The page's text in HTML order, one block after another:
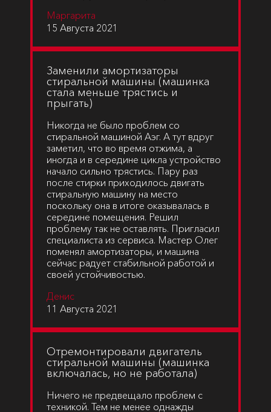
Маргарита
15 Августа 2021
Заменили амортизаторы
стиральной машины (машинка
стала меньше трястись и
прыгать)
Никогда не было проблем со
стиральной машиной Аэг. А тут вдруг
заметил, что во время отжима, а
иногда и в середине цикла устройство
начало сильно трястись. Пару раз
после стирки приходилось двигать
стиральную машину на место
поскольку она в итоге оказывалась в
середине помещения. Решил
проблему так не оставлять. Пригласил
специалиста из сервиса. Мастер Олег
поменял амортизаторы, и машина
сейчас радует стабильной работой и
своей устойчивостью.
Денис
11 Августа 2021
Отремонтировали двигатель
стиральной машины (машинка
включалась, но не работала)
Ничего не предвещало проблем с
техникой. Тем не менее однажды